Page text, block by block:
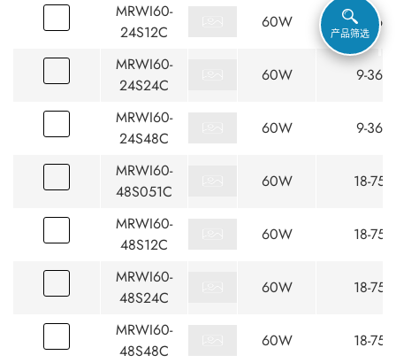
MRWI60-
24S12C
60W 9-36
MRWI60-
24S24C
60W 9-36
MRWI60-
24S48C
60W 9-36
MRWI60-
48S051C
60W 18-75
MRWI60-
48S12C
60W 18-75
MRWI60-
48S24C
60W 18-75
MRWI60-
48S48C
60W 18-75
产品筛选